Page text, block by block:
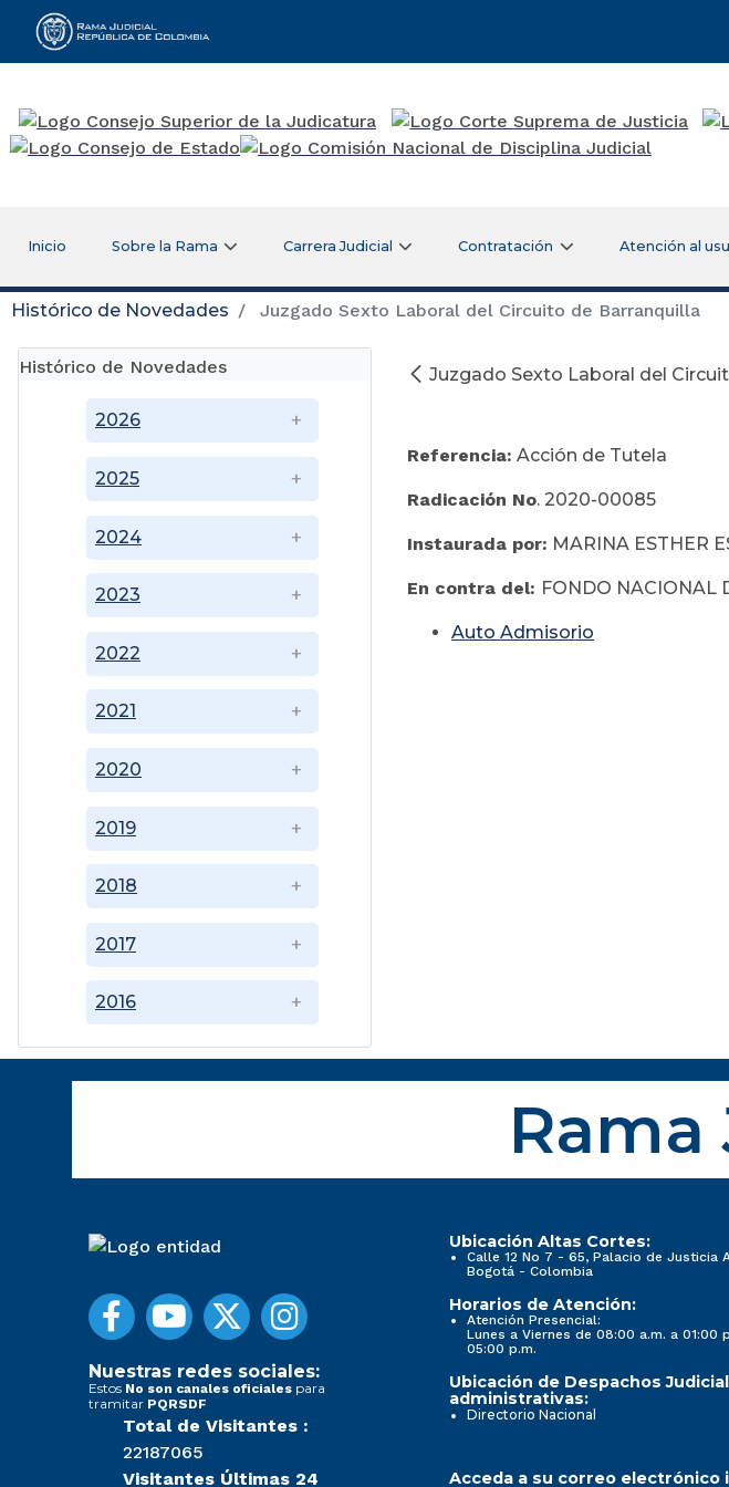
Rama Judicial
Inicio Sobre la Rama Carrera Judicial Contratación Atención al
Histórico de Novedades Juzgado Sexto Laboral del Circuito de Barranquilla
Histórico de Novedades
2016
2017
2018
2019
2020
2021
2022
2023
2024
2025
2026
Juzgado Sexto Laboral del
Referencia: Acción de Tutela
Radicación No. 2020-00085
Instaurada por: MARINA ESTHER
En contra del: FONDO NACIONAL
Auto Admisorio
Nuestras redes sociales:
Estos No son canales oficiales para
tramitar PQRSDF
Total de Visitantes :
22187065
Visitantes Últimas 24
Ubicación Altas Cortes:
Calle 12 No 7 - 65, Palacio de Justicia
Bogotá - Colombia
Horarios de Atención:
Atención Presencial:
Lunes a Viernes de 08:00 a.m. a 01:00
05:00 p.m.
Ubicación de Despachos
administrativas:
Directorio Nacional
Acceda a su correo electrónico